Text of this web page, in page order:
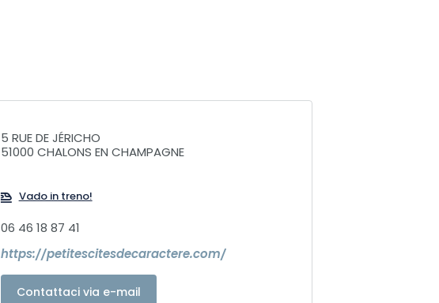
5 RUE DE JÉRICHO
51000 CHALONS EN CHAMPAGNE
Vado in treno!
06 46 18 87 41
https://petitescitesdecaractere.com/
Contattaci via e-mail